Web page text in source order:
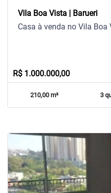
Vila Boa Vista | Barueri
Casa à venda no Vila Boa
R$ 1.000.000,00
210,00 m² 3